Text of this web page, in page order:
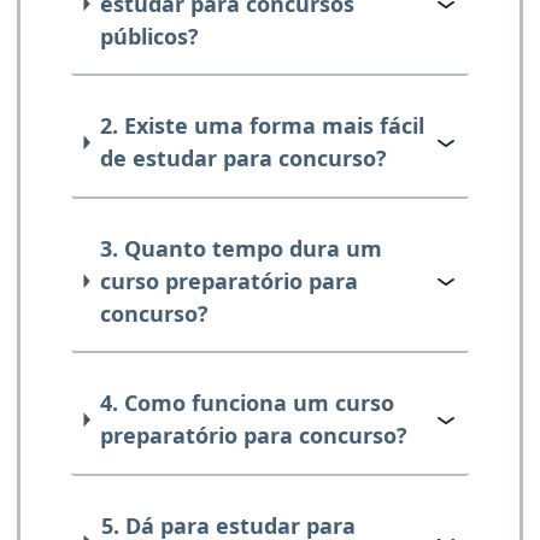
públicos?
2. Existe uma forma mais fácil
de estudar para concurso?
3. Quanto tempo dura um
curso preparatório para
concurso?
4. Como funciona um curso
preparatório para concurso?
5. Dá para estudar para